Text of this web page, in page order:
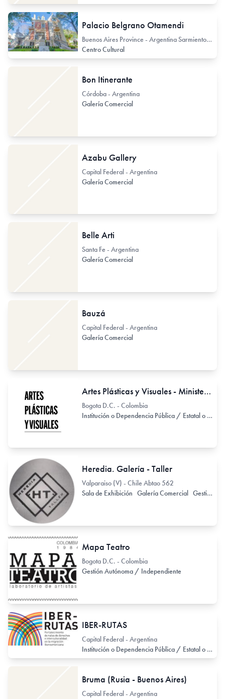
Palacio Belgrano Otamendi
Buenos Aires Province - Argentina Sarmiento 1401
Centro Cultural
Bon Itinerante
Córdoba - Argentina
Galería Comercial
Azabu Gallery
Capital Federal - Argentina
Galería Comercial
Belle Arti
Santa Fe - Argentina
Galería Comercial
Bauzá
Capital Federal - Argentina
Galería Comercial
Artes Plásticas y Visuales - Ministerio de las Culturas, las Artes y los Saberes de Colombia
Bogota D.C. - Colombia
Institución o Dependencia Pública / Estatal o Provincial
Heredia. Galería - Taller
Valparaiso (V) - Chile Abtao 562
Sala de Exhibición Galería Comercial Gestión Autónoma / Independiente
Mapa Teatro
Bogota D.C. - Colombia
Gestión Autónoma / Independiente
IBER-RUTAS
Capital Federal - Argentina
Institución o Dependencia Pública / Estatal o Provincial
Bruma (Rusia - Buenos Aires)
Capital Federal - Argentina